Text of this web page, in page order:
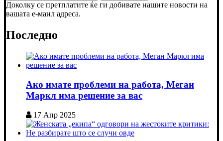
Доколку се претплатите ќе ги добивате нашите новости на
вашата е-маил адреса.
Последно
Ако имате проблеми на работа, Меган
Маркл има решение за вас
17 Апр 2025